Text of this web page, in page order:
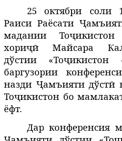
25 октябри соли
Раиси Раёсати
мадании
хориҷӣ Майсара
дўстии
баргузории
назди Ҷамъияти дўстӣ
Тоҷикистон бо
ёфт.
Дар конференсия